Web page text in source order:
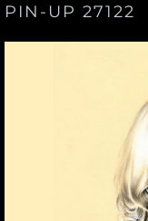
PIN-UP 27122